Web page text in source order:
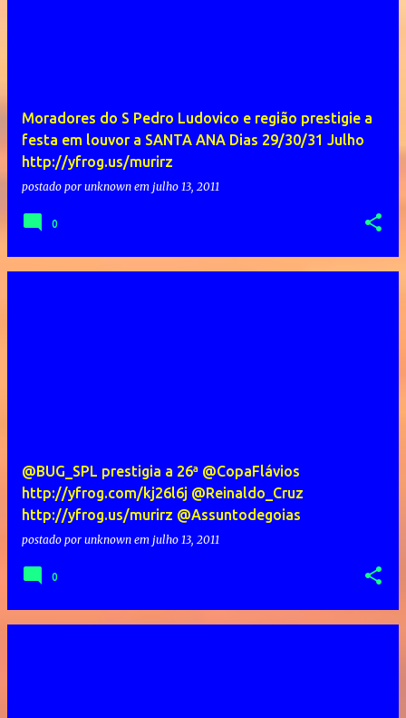
Moradores do S Pedro Ludovico e região prestigie a
festa em louvor a SANTA ANA Dias 29/30/31 Julho
http://yfrog.us/murirz
postado por unknown em julho 13, 2011
0
@BUG_SPL prestigia a 26ª @CopaFlávios
http://yfrog.com/kj26l6j @Reinaldo_Cruz
http://yfrog.us/murirz @Assuntodegoias
postado por unknown em julho 13, 2011
0